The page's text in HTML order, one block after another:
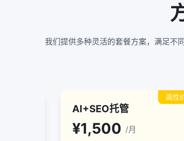
我们提供多种灵活的套餐方案，满足不
高性
AI+SEO托管
¥1,500 /月